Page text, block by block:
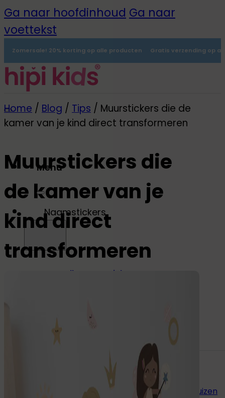
Ga naar hoofdinhoud Ga naar
voettekst
Zomersale! 20% korting op alle producten Gratis verzending op
Menu
Naamstickers
Alle naamstickers
Grote naamstickers
Andere toepassingen:
Naamstickers voor gereedschap
Naamstickers voor verzorgingshuizen
0
Home / Blog / Tips / Muurstickers die de
kamer van je kind direct transformeren
Muurstickers die
de kamer van je
kind direct
transformeren